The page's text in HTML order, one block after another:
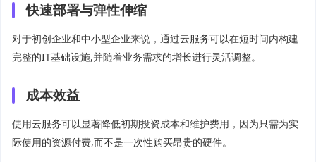
快速部署与弹性伸缩
对于初创企业和中小型企业来说，通过云服务可以在短时间内构建
完整的IT基础设施,并随着业务需求的增长进行灵活调整。
成本效益
使用云服务可以显著降低初期投资成本和维护费用，因为只需为实
际使用的资源付费,而不是一次性购买昂贵的硬件。